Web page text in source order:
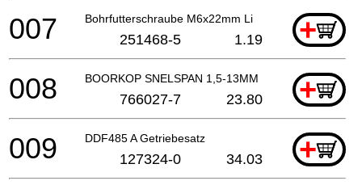
Bohrfutterschraube M6x22mm Li +
007 251468-5 1.19
BOORKOP SNELSPAN 1,5-13MM +
008 766027-7 23.80
DDF485 A Getriebesatz +
009 127324-0 34.03